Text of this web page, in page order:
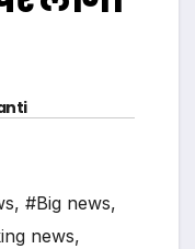
, #Big news,
news,